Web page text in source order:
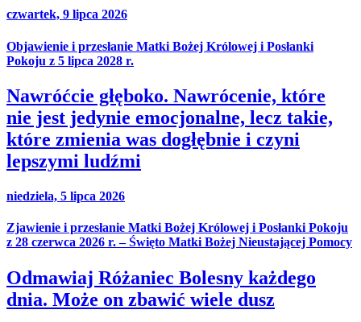
czwartek, 9 lipca 2026
Objawienie i przesłanie Matki Bożej Królowej i Posłanki
Pokoju z 5 lipca 2028 r.
Nawróćcie głęboko. Nawrócenie, które
nie jest jedynie emocjonalne, lecz takie,
które zmienia was dogłębnie i czyni
lepszymi ludźmi
niedziela, 5 lipca 2026
Zjawienie i przesłanie Matki Bożej Królowej i Posłanki Pokoju
z 28 czerwca 2026 r. – Święto Matki Bożej Nieustającej Pomocy
Odmawiaj Różaniec Bolesny każdego
dnia. Może on zbawić wiele dusz